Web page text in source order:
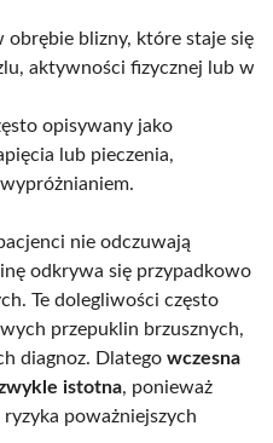
obrębie blizny, które staje się
aktywności fizycznej lub w
opisywany jako
lub pieczenia,
nie odczuwają
odkrywa się przypadkowo
Te dolegliwości często
przepuklin brzusznych,
diagnoz. Dlatego wczesna
istotna, ponieważ
poważniejszych